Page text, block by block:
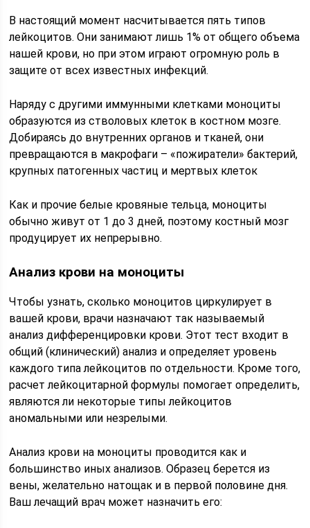
В настоящий момент насчитывается пять типов
лейкоцитов. Они занимают лишь 1% от общего объема
нашей крови, но при этом играют огромную роль в
защите от всех известных инфекций.
Наряду с другими иммунными клетками моноциты
образуются из стволовых клеток в костном мозге.
Добираясь до внутренних органов и тканей, они
превращаются в макрофаги – «пожиратели» бактерий,
крупных патогенных частиц и мертвых клеток
Как и прочие белые кровяные тельца, моноциты
обычно живут от 1 до 3 дней, поэтому костный мозг
продуцирует их непрерывно.
Анализ крови на моноциты
Чтобы узнать, сколько моноцитов циркулирует в
вашей крови, врачи назначают так называемый
анализ дифференцировки крови. Этот тест входит в
общий (клинический) анализ и определяет уровень
каждого типа лейкоцитов по отдельности. Кроме того,
расчет лейкоцитарной формулы помогает определить,
являются ли некоторые типы лейкоцитов
аномальными или незрелыми.
Анализ крови на моноциты проводится как и
большинство иных анализов. Образец берется из
вены, желательно натощак и в первой половине дня.
Ваш лечащий врач может назначить его: